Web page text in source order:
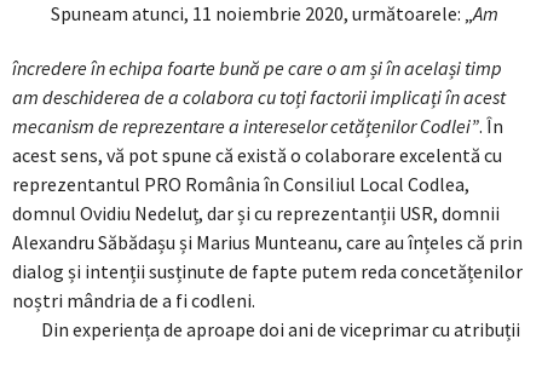
Spuneam atunci, 11 noiembrie 2020, următoarele: „Am
încredere în echipa foarte bună pe care o am și în același timp
am deschiderea de a colabora cu toți factorii implicați în acest
mecanism de reprezentare a intereselor cetățenilor Codlei”. În
acest sens, vă pot spune că există o colaborare excelentă cu
reprezentantul PRO România în Consiliul Local Codlea,
domnul Ovidiu Nedeluț, dar și cu reprezentanții USR, domnii
Alexandru Săbădașu și Marius Munteanu, care au înțeles că prin
dialog și intenții susținute de fapte putem reda concetățenilor
noștri mândria de a fi codleni.
Din experiența de aproape doi ani de viceprimar cu atribuții